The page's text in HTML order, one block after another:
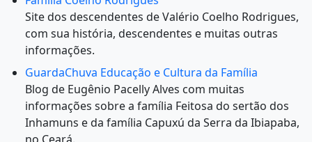
Site dos descendentes de Valério Coelho Rodrigues,
com sua história, descendentes e muitas outras
informações.
GuardaChuva Educação e Cultura da Família
Blog de Eugênio Pacelly Alves com muitas
informações sobre a família Feitosa do sertão dos
Inhamuns e da família Capuxú da Serra da Ibiapaba,